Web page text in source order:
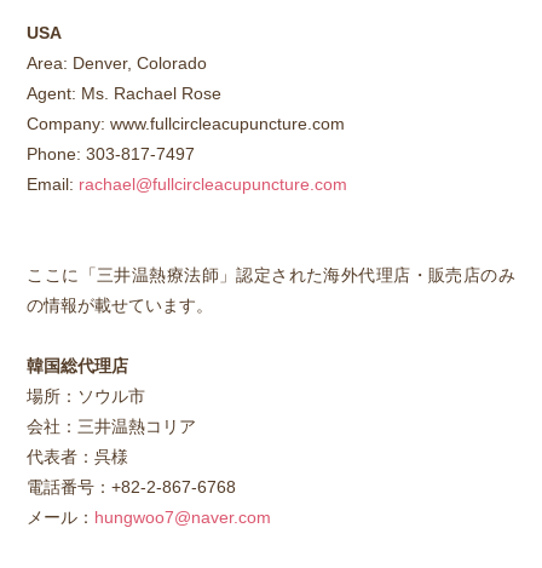
USA
Area: Denver, Colorado
Agent: Ms. Rachael Rose
Company: www.fullcircleacupuncture.com
Phone: 303-817-7497
Email: rachael@fullcircleacupuncture.com
ここに「三井温熱療法師」認定された海外代理店・販売店のみ
の情報が載せています。
韓国総代理店
場所：ソウル市
会社：三井温熱コリア
代表者：呉様
電話番号：+82-2-867-6768
メール： hungwoo7@naver.com